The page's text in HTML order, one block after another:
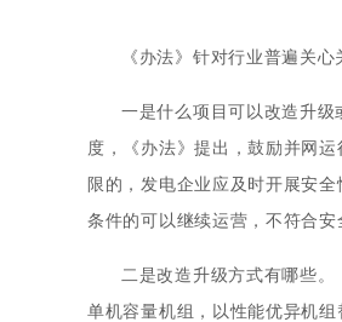
《办法》针对行业普遍关
一是什么项目可以改造升
度，《办法》提出，鼓励并网
限的，发电企业应及时开展安
条件的可以继续运营，不符合
二是改造升级方式有哪些
单机容量机组，以性能优异机